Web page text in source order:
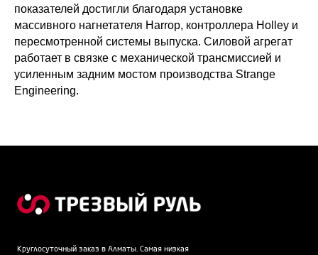
показателей достигли благодаря установке
массивного нагнетателя Harrop, контроллера Holley и
пересмотренной системы выпуска. Силовой агрегат
работает в связке с механической трансмиссией и
усиленным задним мостом производства Strange
Engineering.
Круглосуточный заказ в Алматы. Самая низкая